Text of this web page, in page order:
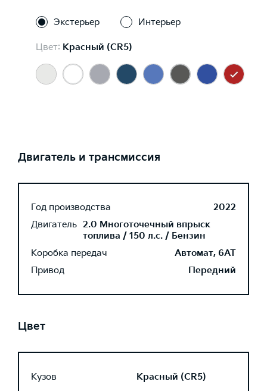
Экстерьер Интерьер
Цвет: Красный (CR5)
Двигатель и трансмиссия
Год производства
2022
Двигатель 2.0 Многоточечный впрыск
топлива / 150 л.с. / Бензин
Коробка передач
Автомат, 6AT
Привод
Передний
Цвет
Кузов Красный (CR5)